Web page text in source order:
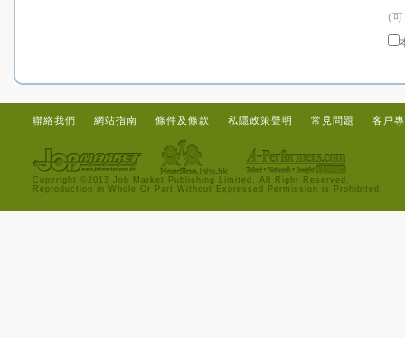
(
聯絡我們 網站指南 條件及條款 私隱政策聲明 常見問題 客戶
Copyright ©2013 Job Market Publishing Limited. All Right Reserved.
Reproduction in Whole Or Part Without Expressed Permission is Prohibited.